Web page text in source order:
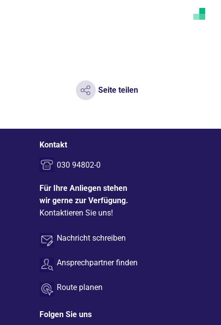
Seite teilen
Kontakt
030 94802-0
Für Ihre Anliegen stehen
wir gerne zur Verfügung.
Kontaktieren Sie uns!
Nachricht schreiben
Ansprechpartner finden
Route planen
Folgen Sie uns